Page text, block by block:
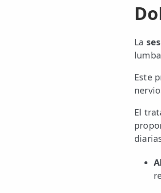
La
Este
El